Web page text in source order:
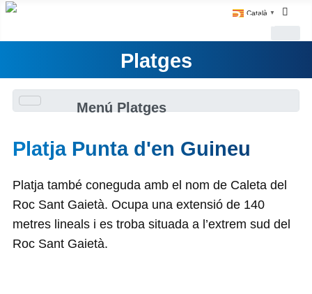
Català ▼
Platges
Menú Platges
Platja Punta d'en Guineu
Platja també coneguda amb el nom de Caleta del
Roc Sant Gaietà. Ocupa una extensió de 140
metres lineals i es troba situada a l’extrem sud del
Roc Sant Gaietà.